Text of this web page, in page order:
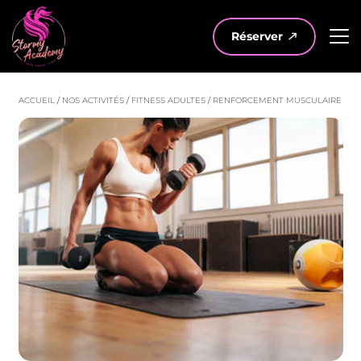
Réserver
ACCUEIL / NOS ACTIVITÉS/ FITNESS ADULTES/ RENFORCEMENT MUSCULAIRE